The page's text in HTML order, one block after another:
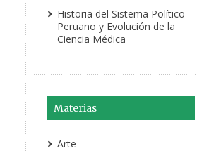
Historia del Sistema Político
Peruano y Evolución de la
Ciencia Médica
Materias
Arte